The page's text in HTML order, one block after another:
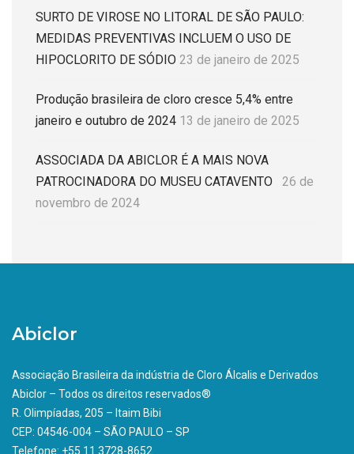
SURTO DE VIROSE NO LITORAL DE SÃO PAULO:
MEDIDAS PREVENTIVAS INCLUEM O USO DE
HIPOCLORITO DE SÓDIO 23 de janeiro de 2025
Produção brasileira de cloro cresce 5,4% entre
janeiro e outubro de 2024 13 de janeiro de 2025
ASSOCIADA DA ABICLOR É A MAIS NOVA
PATROCINADORA DO MUSEU CATAVENTO
26 de
novembro de 2024
Abiclor
Associação Brasileira da indústria de Cloro Álcalis e Derivados
Abiclor – Todos os direitos reservados®
R. Olimpíadas, 205 – Itaim Bibi
CEP: 04546-004 – SÃO PAULO – SP
Telefone: +55 11 3728-8652